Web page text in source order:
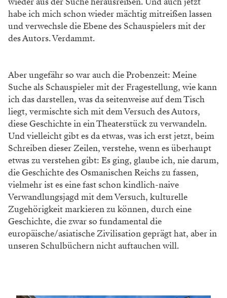
habe ich mich schon wieder mächtig mitreißen lassen
und verwechsle die Ebene des Schauspielers mit der
des Autors. Verdammt.
Aber ungefähr so war auch die Probenzeit: Meine
Suche als Schauspieler mit der Fragestellung, wie kann
ich das darstellen, was da seitenweise auf dem Tisch
liegt, vermischte sich mit dem Versuch des Autors,
diese Geschichte in ein Theaterstück zu verwandeln.
Und vielleicht gibt es da etwas, was ich erst jetzt, beim
Schreiben dieser Zeilen, verstehe, wenn es überhaupt
etwas zu verstehen gibt: Es ging, glaube ich, nie darum,
die Geschichte des Osmanischen Reichs zu fassen,
vielmehr ist es eine fast schon kindlich-naive
Verwandlungsjagd mit dem Versuch, kulturelle
Zugehörigkeit markieren zu können, durch eine
Geschichte, die zwar so fundamental die
europäische/asiatische Zivilisation geprägt hat, aber in
unseren Schulbüchern nicht auftauchen will.